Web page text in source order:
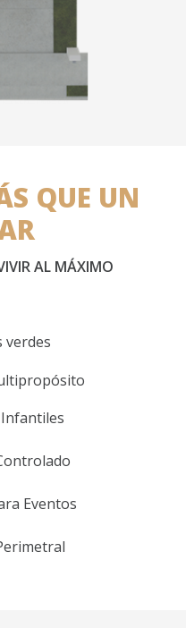
QUE UN
AL MÁXIMO
verdes
Eventos